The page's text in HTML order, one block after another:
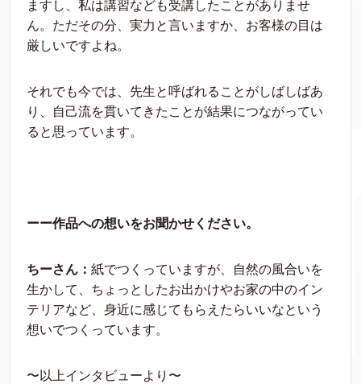
ますし、私は講習なども受講したことがありませ
ん。ただその分、実力と言いますか、お客様の目は
厳しいですよね。
それでも今では、先生と呼ばれることがしばしばあ
り、自己流を貫いてきたことが結果につながってい
ると思っています。
ーー作品への想いをお聞かせください。
ちーさん： 紙でつくっていますが、自然の風合いを
生かして、ちょっとしたお出かけやお家の中のイン
テリアなど、身近に感じてもらえたらいいなという
想いでつくっています。
〜以上インタビューより〜